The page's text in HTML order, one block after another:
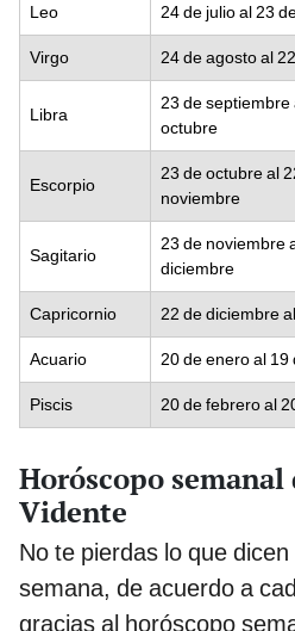
Leo 24 de julio al 23
Virgo 24 de agosto al
Libra
23 de septiembre
octubre
Escorpio
23 de octubre al
noviembre
Sagitario
23 de noviembre
diciembre
Capricornio 22 de diciembre
Acuario 20 de enero al 19
Piscis 20 de febrero al
Horóscopo
Vidente
No te pierdas lo que
semana, de acuerdo a
gracias al horóscopo